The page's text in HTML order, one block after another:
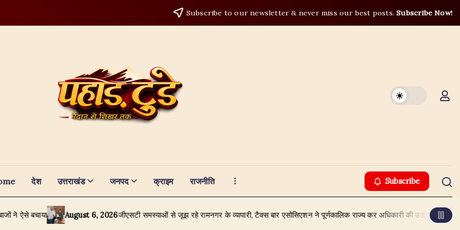
Subscribe to our newsletter & never miss our best posts.Subscribe Now!
देश उत्तराखंड जनपद क्राइम राजनीति Subscribe
August 6, 2026जीएसटी समस्याओं से जूझ रहे रामनगर के व्यापारी, टैक्स बार एसोसिएशन ने पूर्णकालिक राज्य कर अधिकारी की उठाई मांग August